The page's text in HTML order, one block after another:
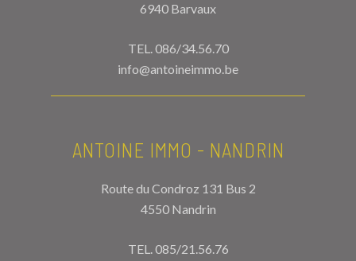
6940 Barvaux
TEL.086/34.56.70
info@antoineimmo.be
ANTOINE IMMO - NANDRIN
Route du Condroz 131 Bus 2
4550 Nandrin
TEL.085/21.56.76